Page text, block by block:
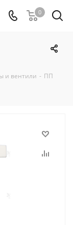
0
и вентили - ПП